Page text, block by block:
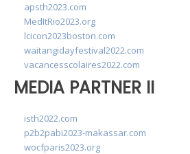
apsth2023.com
MedItRio2023.org
lcicon2023boston.com
waitangidayfestival2022.com
vacancesscolaires2022.com
MEDIA PARTNER II
isth2022.com
p2b2pabi2023-makassar.com
wocfparis2023.org